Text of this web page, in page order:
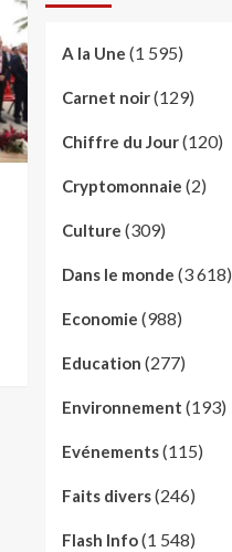
A la Une (1 595)
Carnet noir(129)
Chiffre du Jour(120)
Cryptomonnaie (2)
Culture (309)
Dans le monde (3 618)
Economie (988)
Education (277)
Environnement (193)
Evénements(115)
Faits divers(246)
Flash Info(1 548)